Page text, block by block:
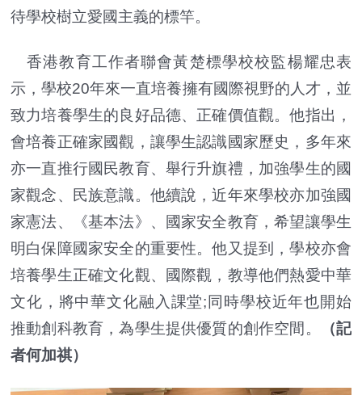
待學校樹立愛國主義的標竿。
香港教育工作者聯會黃楚標學校校監楊耀忠表
示，學校20年來一直培養擁有國際視野的人才，並
致力培養學生的良好品德、正確價值觀。他指出，
會培養正確家國觀，讓學生認識國家歷史，多年來
亦一直推行國民教育、舉行升旗禮，加強學生的國
家觀念、民族意識。他續說，近年來學校亦加強國
家憲法、《基本法》、國家安全教育，希望讓學生
明白保障國家安全的重要性。他又提到，學校亦會
培養學生正確文化觀、國際觀，教導他們熱愛中華
文化，將中華文化融入課堂;同時學校近年也開始
推動創科教育，為學生提供優質的創作空間。
（記
者何加祺）